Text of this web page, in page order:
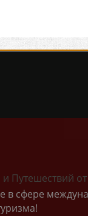
Путешествий от
в сфере